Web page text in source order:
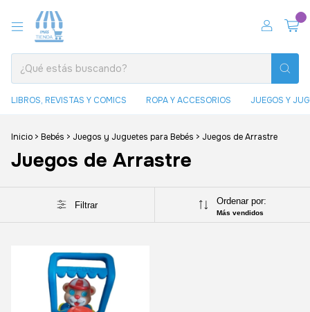
LIBROS, REVISTAS Y COMICS ROPA Y ACCESORIOS JUEGOS Y
Inicio > Bebés > Juegos y Juguetes para Bebés > Juegos de Arrastre
Juegos de Arrastre
Filtrar Ordenar por:
Más vendidos